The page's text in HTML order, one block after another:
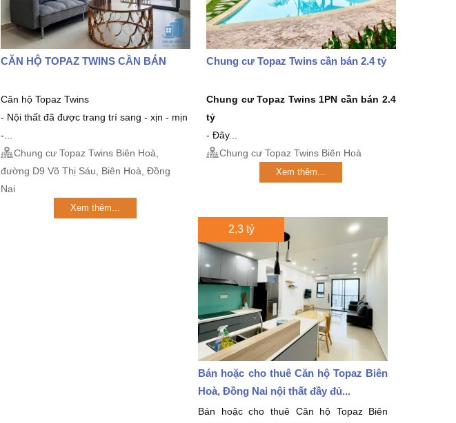
CĂN HỘ TOPAZ TWINS CẦN BÁN
Căn hộ Topaz Twins
- Nội thất đã được trang trí sang - xịn - mịn
-...
Chung cư Topaz Twins Biên Hoà,
đường D9 Võ Thị Sáu, Biên Hoà, Đồng
Nai
Xem thêm...
Chung cư Topaz Twins cần bán 2.4 tỷ
Chung cư Topaz Twins 1PN cần bán 2.4
tỷ
- Đây...
Chung cư Topaz Twins Biên Hoà
Xem thêm...
2,3 tỷ
Bán hoặc cho thuê Căn hộ Topaz Biên
Hoà, Đồng Nai nội thất đầy đủ...
Bán hoặc cho thuê Căn hộ Topaz Biên